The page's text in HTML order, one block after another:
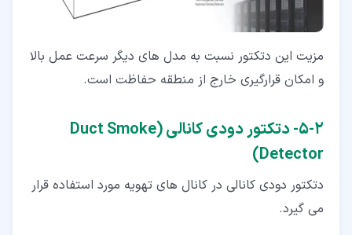
مزیت این دتکتور نسبت به مدل های دیگر سرعت عمل بالا
و امکان قرارگیری خارج از منطقه حفاظت است.
۲‏-‏۵‏- دتکتور دودی کانالی (Duct Smoke
Detector)
دتکتور دودی کانالی در کانال های تهویه مورد استفاده قرار
می گیرد.